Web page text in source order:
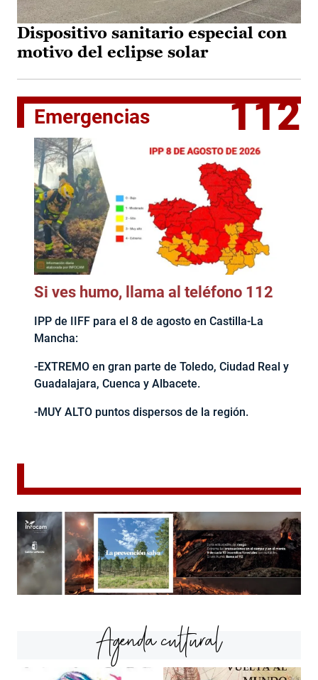
Dispositivo sanitario especial con
motivo del eclipse solar
Emergencias 112
Si ves humo, llama al teléfono 112
IPP de IIFF para el 8 de agosto en Castilla-La
Mancha:
-EXTREMO en gran parte de Toledo, Ciudad Real y
Guadalajara, Cuenca y Albacete.
-MUY ALTO puntos dispersos de la región.
Agenda cultural